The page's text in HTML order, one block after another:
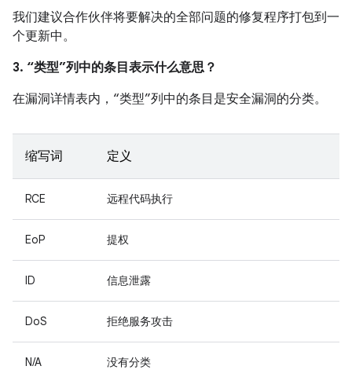
我们建议合作伙伴将要解决的全部问题的修复程序打包到一
个更新中。
3. “类型”列中的条目表示什么意思？
在漏洞详情表内，“类型”列中的条目是安全漏洞的分类。
缩写词 定义
RCE 远程代码执行
EoP 提权
ID 信息泄露
DoS 拒绝服务攻击
N/A 没有分类